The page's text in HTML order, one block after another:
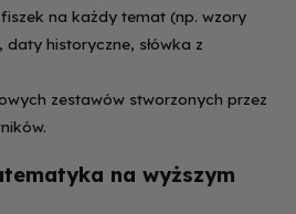
na każdy temat (np. wzory
historyczne, słówka z
zestawów stworzonych przez
na wyższym